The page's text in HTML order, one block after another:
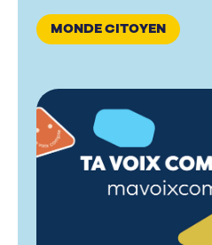
MONDE CITOYEN